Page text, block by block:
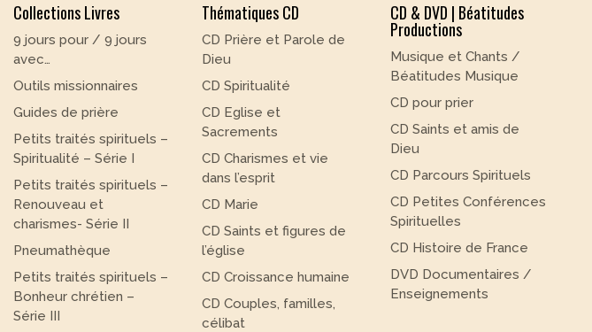
Collections Livres
9 jours pour / 9 jours
avec…
Outils missionnaires
Guides de prière
Petits traités spirituels –
Spiritualité – Série I
Petits traités spirituels –
Renouveau et
charismes- Série II
Pneumathèque
Petits traités spirituels –
Bonheur chrétien –
Série III
Thématiques CD
CD Prière et Parole de
Dieu
CD Spiritualité
CD Eglise et
Sacrements
CD Charismes et vie
dans l’esprit
CD Marie
CD Saints et figures de
l’église
CD Croissance humaine
CD Couples, familles,
célibat
CD & DVD | Béatitudes
Productions
Musique et Chants /
Béatitudes Musique
CD pour prier
CD Saints et amis de
Dieu
CD Parcours Spirituels
CD Petites Conférences
Spirituelles
CD Histoire de France
DVD Documentaires /
Enseignements